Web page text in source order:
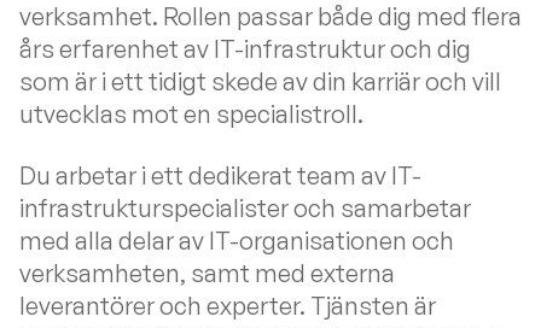
verksamhet. Rollen passar både dig med flera
års erfarenhet av IT-infrastruktur och dig
som är i ett tidigt skede av din karriär och vill
utvecklas mot en specialistroll.
Du arbetar i ett dedikerat team av IT-
infrastrukturspecialister och samarbetar
med alla delar av IT-organisationen och
verksamheten, samt med externa
leverantörer och experter. Tjänsten är